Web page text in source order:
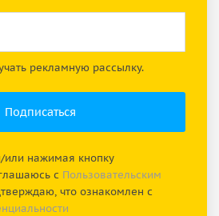
рекламную рассылку.
или нажимая кнопку
с Пользовательским
что ознакомлен с